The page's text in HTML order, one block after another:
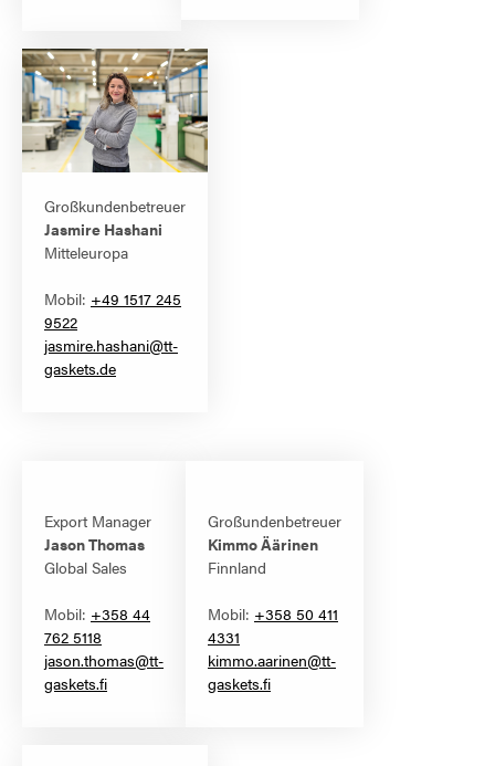
Großkundenbetreuer
Jasmire Hashani
Mitteleuropa
Mobil: +49 1517 245
9522
jasmire.hashani@tt-
gaskets.de
Export Manager
Jason Thomas
Global Sales
Mobil: +358 44
762 5118
jason.thomas@tt-
gaskets.fi
Großundenbetreuer
Kimmo Äärinen
Finnland
Mobil: +358 50 411
4331
kimmo.aarinen@tt-
gaskets.fi